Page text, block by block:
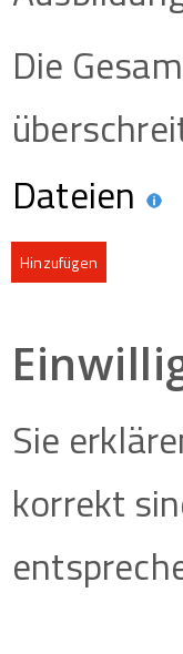
Die
Dateien
Hinzufügen
Sie
korrekt